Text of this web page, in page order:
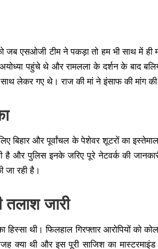
जब एसओजी टीम ने पकड़ा तो हम भी साथ में ही
पहुंचे थे और रामलला के दर्शन के बाद
लेकर गए थे। राज की मां ने इंसाफ की मांग की
और पूर्वांचल के पेशेवर शूटरों का
है और पुलिस इनके जरिए पूरे नेटवर्क की
जा रही है।
जारी
हिस्सा थी। फिलहाल गिरफ्तार आरोपियों को
क्या थी और इस पूरी साजिश का